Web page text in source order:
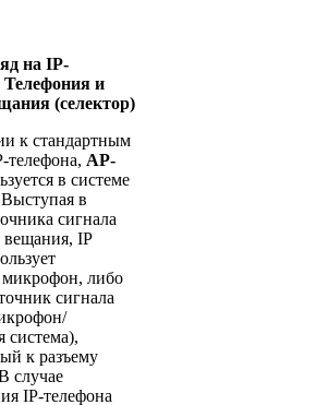
на IP-
и
(селектор)
к стандартным
AP-
в системе
в
сигнала
вещания, IP
либо
сигнала
система),
к разъему
случае
IP-телефона